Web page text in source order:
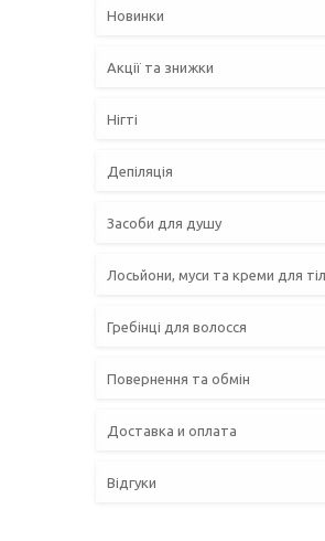
Новинки
Акції та знижки
Нігті
Депіляція
Засоби для душу
Лосьйони, муси та креми для
Гребінці для волосся
Повернення та обмін
Доставка и оплата
Відгуки